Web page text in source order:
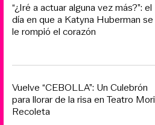
“¿Iré a actuar alguna vez más?”: el
día en que a Katyna Huberman se
le rompió el corazón
Vuelve “CEBOLLA”: Un Culebrón
para llorar de la risa en Teatro Mori
Recoleta